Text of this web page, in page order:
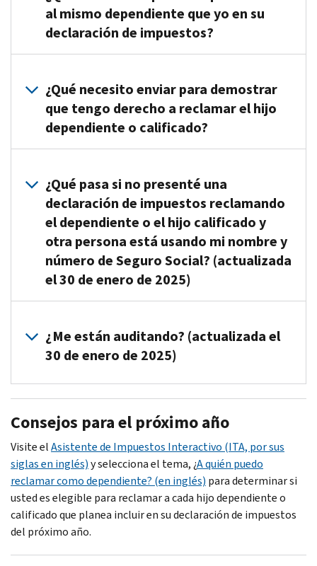
al mismo dependiente que yo en su
declaración de impuestos?
leyes
de
divulgación
nos
prohíben
el
nombre
del
contribuyente
que
utilizó
de
Seguro
hijo
dependiente
o
calificado.
¿Qué necesito enviar para demostrar
que tengo derecho a reclamar el hijo
dependiente o calificado?
este
momento
no
necesita
tomar
ninguna
acción
ni
ningún
documento.
¿Qué pasa si no presenté una
declaración de impuestos reclamando
el dependiente o el hijo calificado y
otra persona está usando mi nombre y
número de Seguro Social? (actualizada
el 30 de enero de 2025)
al
número
aparece
en
su
aviso.
También
puede
consultar
la
página
central
de
¿Me están auditando? (actualizada el
30 de enero de 2025)
lo
estamos
auditando
en
este
momento.
Consejos para el próximo año
Visite elAsistente de Impuestos Interactivo (ITA, por sus
siglas en inglés)y selecciona el tema, ¿A quién puedo
reclamar como dependiente? (en inglés) para determinar si
usted es elegible para reclamar a cada hijo dependiente o
calificado que planea incluir en su declaración de impuestos
del próximo año.